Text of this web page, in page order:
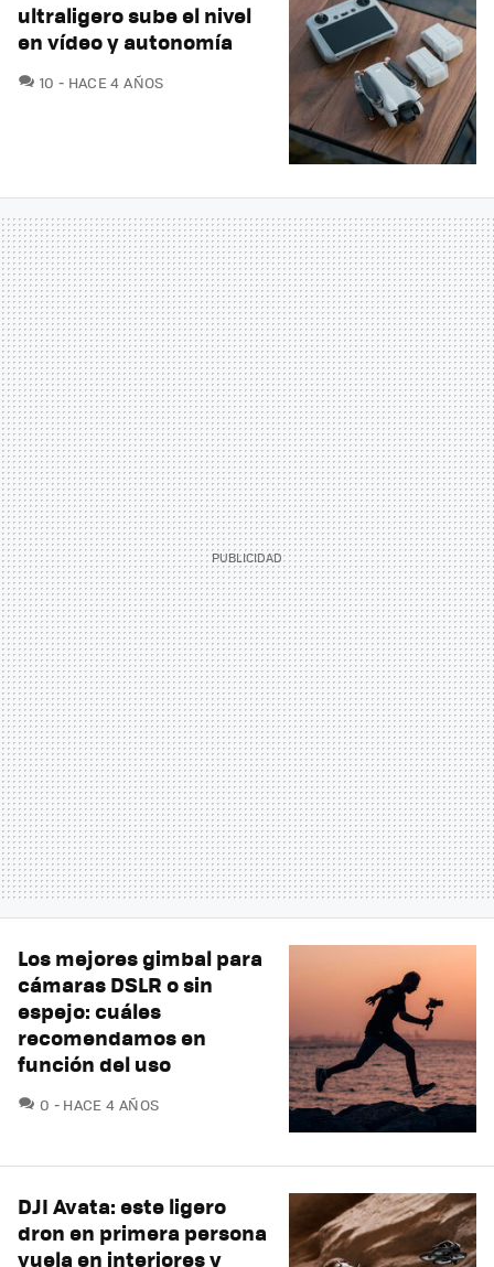
ultraligero sube el nivel
en vídeo y autonomía
10 COMENTARIOS
HACE 4 AÑOS
Los mejores gimbal para
cámaras DSLR o sin
espejo: cuáles
recomendamos en
función del uso
0 COMENTARIOS
HACE 4 AÑOS
DJI Avata: este ligero
dron en primera persona
vuela en interiores y